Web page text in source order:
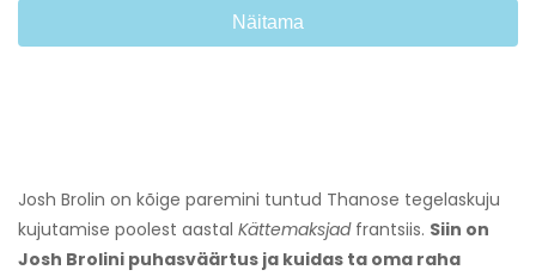
Näitama
Josh Brolin on kõige paremini tuntud Thanose tegelaskuju
kujutamise poolest aastal Kättemaksjad frantsiis. Siin on
Josh Brolini puhasväärtus ja kuidas ta oma raha